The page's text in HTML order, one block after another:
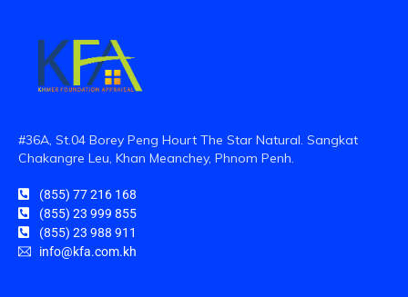
#36A, St.04 Borey Peng Hourt The Star Natural. Sangkat
Chakangre Leu, Khan Meanchey, Phnom Penh.
(855) 77 216 168
(855) 23 999 855
(855) 23 988 911
info@kfa.com.kh